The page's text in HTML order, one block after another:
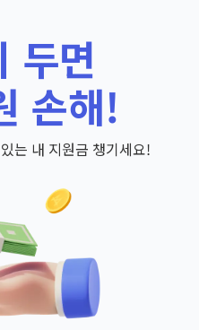
두면
손해!
는 내 지원금 챙기세요!